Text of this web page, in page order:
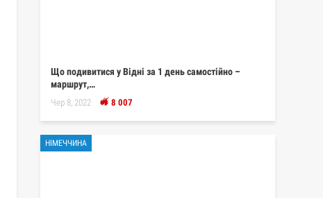
Що подивитися у Відні за 1 день самостійно –
маршрут,…
Чер 8, 2022 8 007
НІМЕЧЧИНА